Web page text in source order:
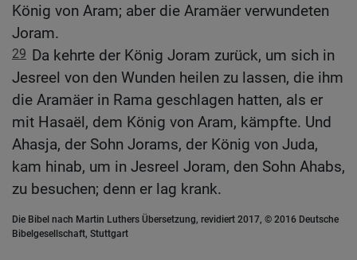
König von Aram; aber die Aramäer verwundeten
Joram.
29 Da kehrte der König Joram zurück, um sich in
Jesreel von den Wunden heilen zu lassen, die ihm
die Aramäer in Rama geschlagen hatten, als er
mit Hasaël, dem König von Aram, kämpfte. Und
Ahasja, der Sohn Jorams, der König von Juda,
kam hinab, um in Jesreel Joram, den Sohn Ahabs,
zu besuchen; denn er lag krank.
Die Bibel nach Martin Luthers Übersetzung, revidiert 2017, © 2016 Deutsche
Bibelgesellschaft, Stuttgart